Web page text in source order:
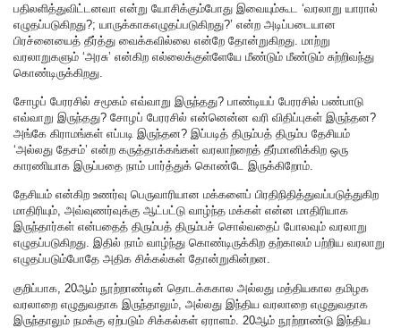
பதிலளித்துவிட்டனவா என்று யோசிக்கும்போது இவையும்கூட ‘வரலாறு யாரால்
எழுதப்படுகிறது?; யாருக்காகஎழுதப்படுகிறது?’ என்ற அடிப்படையான
பிரச்னையைத் தீர்த்து வைக்கவில்லை என்றே தோன்றுகிறது. மாற்று
வரலாறுகளும் ‘அரசு’ என்கிற எல்லைக்குள்ளேயே மீண்டும் மீண்டும் சுற்றிவந்து
கொண்டிருக்கிறது.
சோழப் பேரரசில் சமூகம் எவ்வாறு இருந்தது? பாண்டியப் பேரரசில் பண்பாடு
எவ்வாறு இருந்தது? சோழப் பேரரசில் என்னென்ன வரி விதிப்புகள் இருந்தன?
அங்கே கிராமங்கள் எப்படி இருந்தன? இப்படித் திரும்பத் திரும்ப தேசியம்
‘அல்லது தேசம்’ என்ற கருத்தாக்கங்கள் வரலாற்றைத் தீர்மானிக்கிற ஒரு
காரணியாக இருப்பதை நாம் பார்த்துக் கொண்டே இருக்கிறோம்.
தேசியம் என்கிற உணர்வு பெருவாரியான மக்களைப் பிரதிநிதித்துவப்படுத்துகிற
மாதிரியும், அவ்வுணர்வுக்கு ஆட்பட்டு வாழ்ந்த மக்கள் என்ன மாதிரியாக
இருந்தார்கள் என்பதைத் திரும்பத் திரும்பச் சொல்வதைப் போலவும் வரலாறு
எழுதப்படுகிறது. இதில் நாம் வாழ்ந்து கொண்டிருக்கிற தற்காலம் பற்றிய வரலாறு
எழுதப்படும்போதே அதிக சிக்கல்கள் தோன்றுகின்றன.
குறிப்பாக, 20ஆம் நூற்றாண்டின் தொடக்ககால அல்லது மத்தியகால தமிழக
வரலாறை எழுதுவதாக இருந்தாலும், அல்லது இந்திய வரலாறை எழுதுவதாக
இருந்தாலும் நமக்கு ஏற்படும் சிக்கல்கள் ஏராளம். 20ஆம் நூற்றாண்டு இந்திய